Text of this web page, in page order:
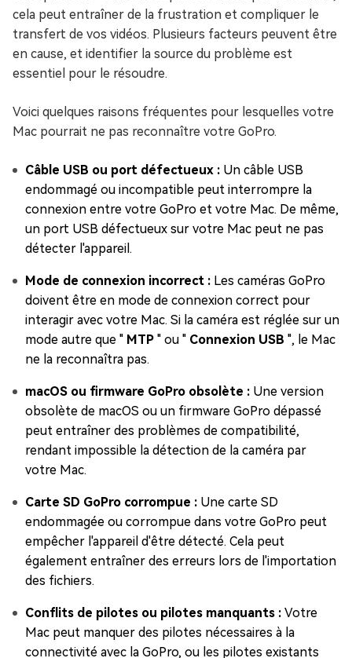
cela peut entraîner de la frustration et compliquer le
transfert de vos vidéos. Plusieurs facteurs peuvent être
en cause, et identifier la source du problème est
essentiel pour le résoudre.
Voici quelques raisons fréquentes pour lesquelles votre
Mac pourrait ne pas reconnaître votre GoPro.
Câble USB ou port défectueux : Un câble USB
endommagé ou incompatible peut interrompre la
connexion entre votre GoPro et votre Mac. De même,
un port USB défectueux sur votre Mac peut ne pas
détecter l'appareil.
Mode de connexion incorrect : Les caméras GoPro
doivent être en mode de connexion correct pour
interagir avec votre Mac. Si la caméra est réglée sur un
mode autre que " MTP " ou " Connexion USB ", le Mac
ne la reconnaîtra pas.
macOS ou firmware GoPro obsolète : Une version
obsolète de macOS ou un firmware GoPro dépassé
peut entraîner des problèmes de compatibilité,
rendant impossible la détection de la caméra par
votre Mac.
Carte SD GoPro corrompue : Une carte SD
endommagée ou corrompue dans votre GoPro peut
empêcher l'appareil d'être détecté. Cela peut
également entraîner des erreurs lors de l'importation
des fichiers.
Conflits de pilotes ou pilotes manquants : Votre
Mac peut manquer des pilotes nécessaires à la
connectivité avec la GoPro, ou les pilotes existants